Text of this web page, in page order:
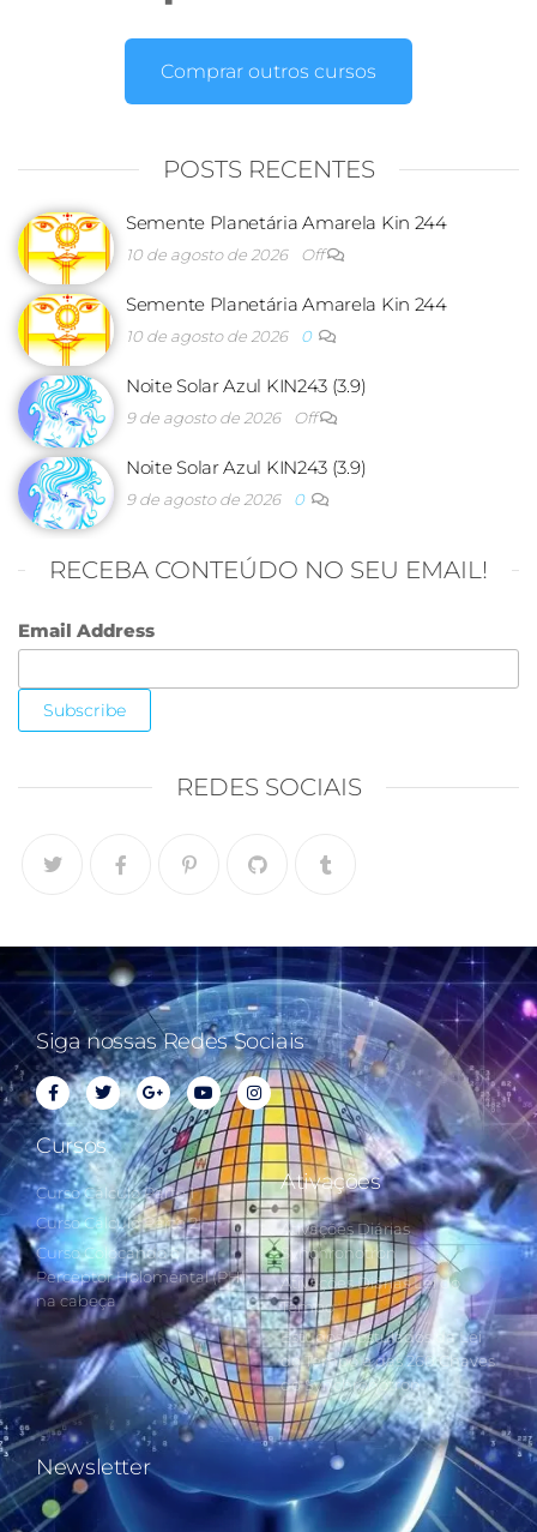
Comprar outros cursos
POSTS RECENTES
Semente Planetária Amarela Kin 244
10 de agosto de 2026 Off
Semente Planetária Amarela Kin 244
10 de agosto de 2026 0
Noite Solar Azul KIN243 (3.9)
9 de agosto de 2026 Off
Noite Solar Azul KIN243 (3.9)
9 de agosto de 2026 0
RECEBA CONTEÚDO NO SEU EMAIL!
Email Address
REDES SOCIAIS
Siga nossas Redes Sociais
Cursos
Curso Cálculo Parte 1
Curso Cálculo Parte 2
Curso Colocando o
Perceptor Holomental (PH)
na cabeça
Ativações
Ativações Diárias
Synchronotron
Ativações Diárias Lei do
Tempo
Estudos Postulados da Lei
do Tempo e das 260 Chaves
do Synchronotron
Newsletter